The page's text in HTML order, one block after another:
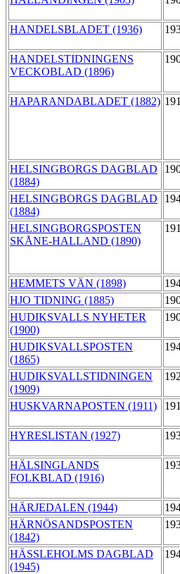
HANDELSBLADET (1936)
HANDELSTIDNINGENS
VECKOBLAD (1896)
HAPARANDABLADET (1882)
HELSINGBORGS DAGBLAD
(1884)
HELSINGBORGS DAGBLAD
(1884)
HELSINGBORGSPOSTEN
SKÅNE-HALLAND (1890)
HEMMETS VÄN (1898)
HJO TIDNING (1885)
HUDIKSVALLS NYHETER
(1900)
HUDIKSVALLSPOSTEN
(1865)
HUDIKSVALLSTIDNINGEN
(1909)
HUSKVARNAPOSTEN (1911)
HYRESLISTAN (1927)
HÄLSINGLANDS
FOLKBLAD (1916)
HÄRJEDALEN (1944)
HÄRNÖSANDSPOSTEN
(1842)
HÄSSLEHOLMS DAGBLAD
(1945)